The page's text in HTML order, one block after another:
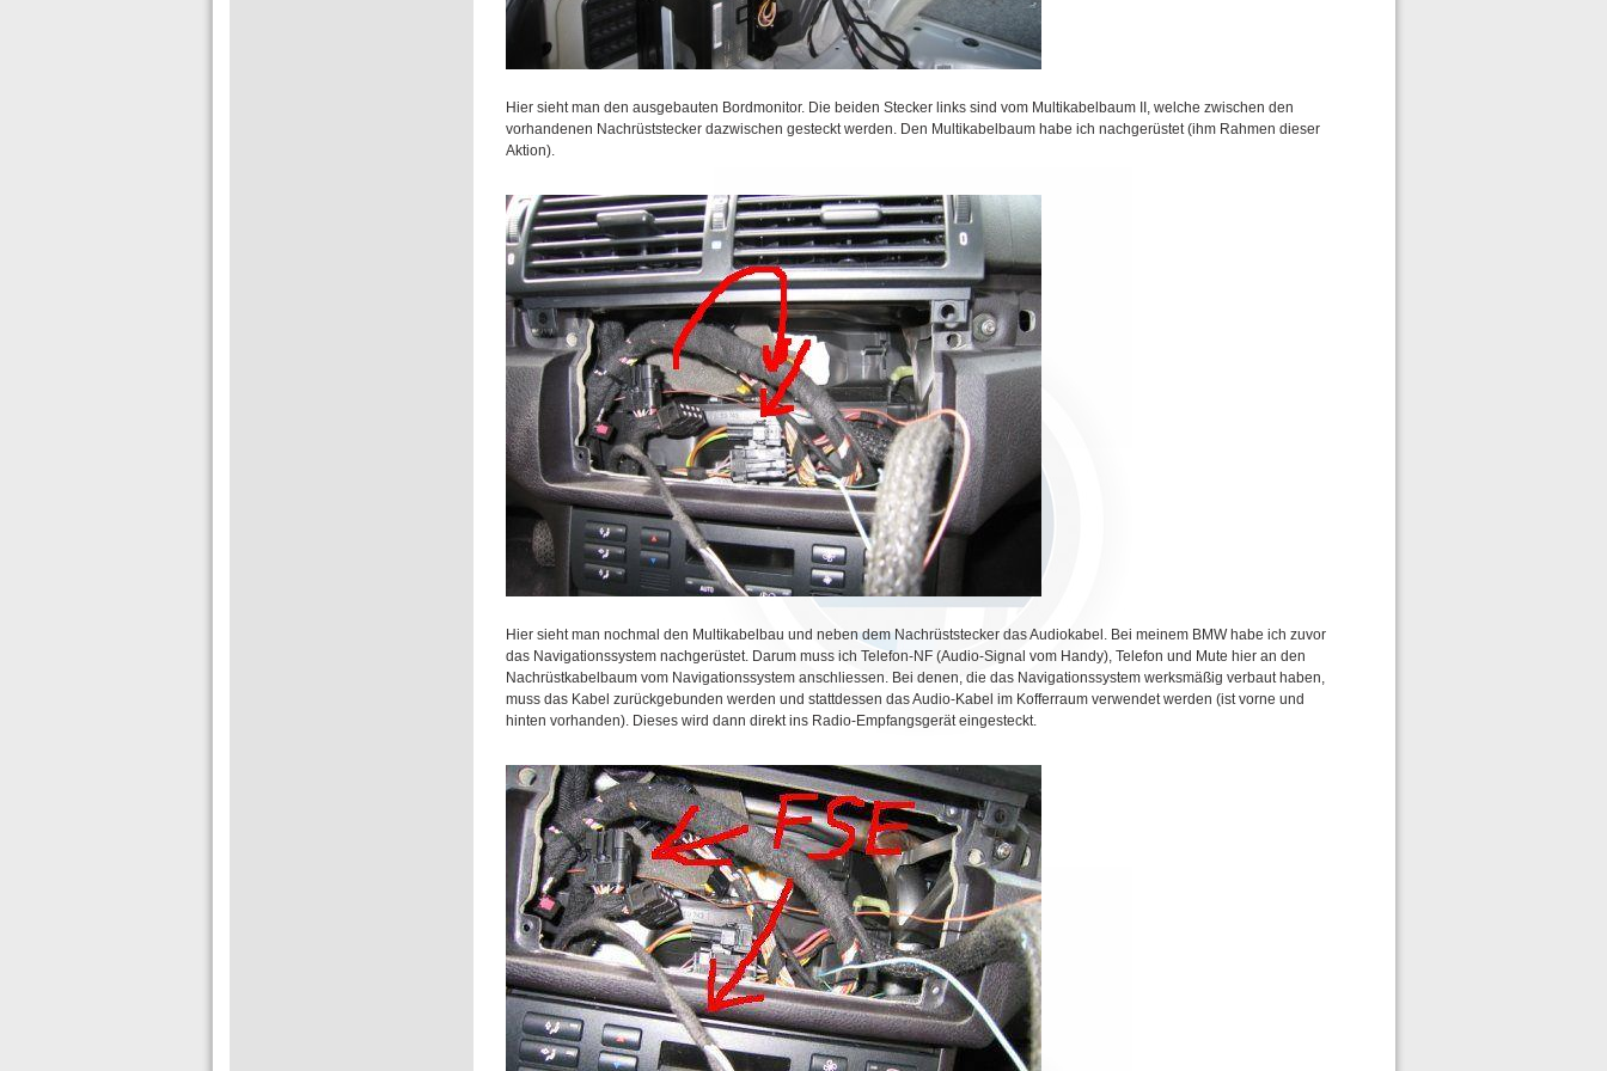
Hier sieht man den ausgebauten Bordmonitor. Die beiden Stecker links sind vom Multikabelbaum II, welche zwischen den
vorhandenen Nachrüststecker dazwischen gesteckt werden. Den Multikabelbaum habe ich nachgerüstet (ihm Rahmen dieser
Aktion).
Hier sieht man nochmal den Multikabelbau und neben dem Nachrüststecker das Audiokabel. Bei meinem BMW habe ich zuvor
das Navigationssystem nachgerüstet. Darum muss ich Telefon-NF (Audio-Signal vom Handy), Telefon und Mute hier an den
Nachrüstkabelbaum vom Navigationssystem anschliessen. Bei denen, die das Navigationssystem werksmäßig verbaut haben,
muss das Kabel zurückgebunden werden und stattdessen das Audio-Kabel im Kofferraum verwendet werden (ist vorne und
hinten vorhanden). Dieses wird dann direkt ins Radio-Empfangsgerät eingesteckt.